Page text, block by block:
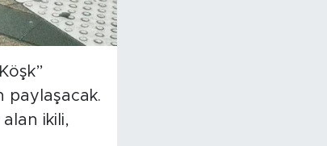
paylaşacak.
ikili,